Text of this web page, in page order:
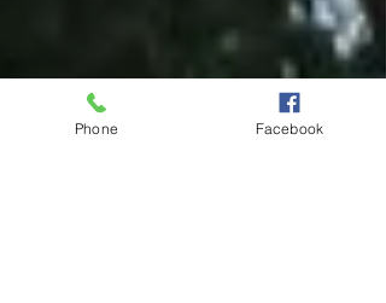
Phone Facebook